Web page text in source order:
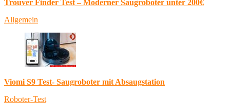
Trouver Finder Test – Moderner Saugroboter unter 200€
Allgemein
Viomi S9 Test- Saugroboter mit Absaugstation
Roboter-Test